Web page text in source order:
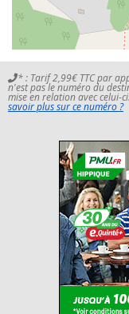
* : Tarif 2,99€ TTC par
n'est pas le numéro du
mise en relation avec celui-
savoir plus sur ce numéro ?